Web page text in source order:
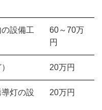
設備工
60～70万
円
20万円
灯の設
20万円